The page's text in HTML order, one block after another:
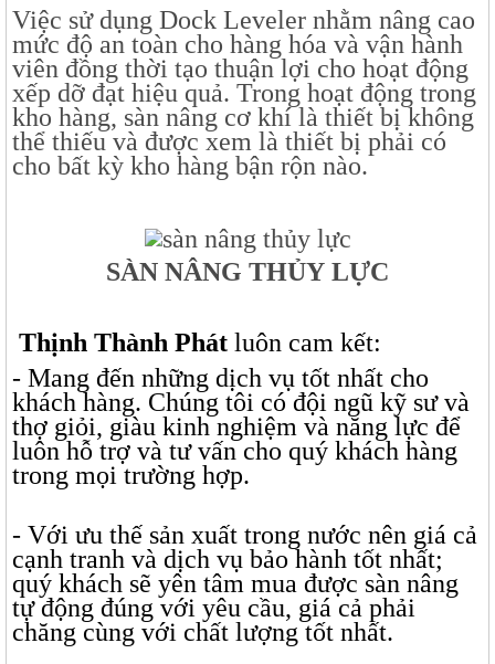
Việc sử dụng Dock Leveler nhằm nâng cao
mức độ an toàn cho hàng hóa và vận hành
viên đồng thời tạo thuận lợi cho hoạt động
xếp dỡ đạt hiệu quả. Trong hoạt động trong
kho hàng, sàn nâng cơ khí là thiết bị không
thể thiếu và được xem là thiết bị phải có
cho bất kỳ kho hàng bận rộn nào.
SÀN NÂNG THỦY LỰC
Thịnh Thành Phát luôn cam kết:
- Mang đến những dịch vụ tốt nhất cho
khách hàng. Chúng tôi có đội ngũ kỹ sư và
thợ giỏi, giàu kinh nghiệm và năng lực để
luôn hỗ trợ và tư vấn cho quý khách hàng
trong mọi trường hợp.
- Với ưu thế sản xuất trong nước nên giá cả
cạnh tranh và dịch vụ bảo hành tốt nhất;
quý khách sẽ yên tâm mua được sàn nâng
tự động đúng với yêu cầu, giá cả phải
chăng cùng với chất lượng tốt nhất.